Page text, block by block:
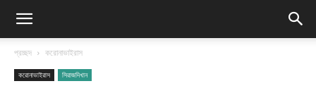
প্রচ্ছদ করোনাভাইরাস
করোনাভাইরাস সিরাজদিখান